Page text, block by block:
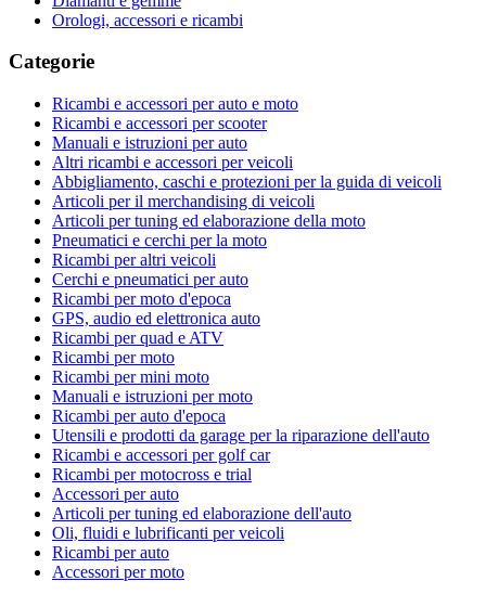
Orologi, accessori e ricambi
Categorie
Ricambi e accessori per auto e moto
Ricambi e accessori per scooter
Manuali e istruzioni per auto
Altri ricambi e accessori per veicoli
Abbigliamento, caschi e protezioni per la guida di veicoli
Articoli per il merchandising di veicoli
Articoli per tuning ed elaborazione della moto
Pneumatici e cerchi per la moto
Ricambi per altri veicoli
Cerchi e pneumatici per auto
Ricambi per moto d'epoca
GPS, audio ed elettronica auto
Ricambi per quad e ATV
Ricambi per moto
Ricambi per mini moto
Manuali e istruzioni per moto
Ricambi per auto d'epoca
Utensili e prodotti da garage per la riparazione dell'auto
Ricambi e accessori per golf car
Ricambi per motocross e trial
Accessori per auto
Articoli per tuning ed elaborazione dell'auto
Oli, fluidi e lubrificanti per veicoli
Ricambi per auto
Accessori per moto